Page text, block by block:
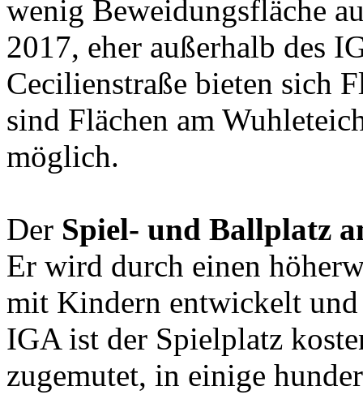
wenig Beweidungsfläche
2017, eher außerhalb des
Cecilienstraße bieten sich
sind Flächen am
möglich.
Der Spiel- und Ballplatz
Er wird durch einen
mit Kindern entwickelt
IGA ist der Spielplatz
zugemutet, in einige